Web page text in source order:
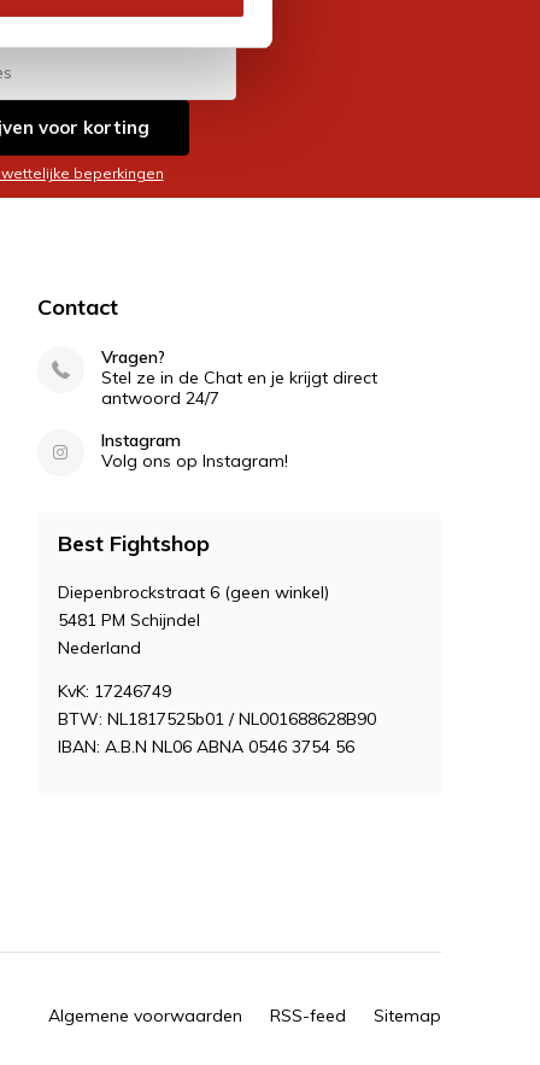
voor korting
beperkingen
Contact
Vragen?
Stel ze in de Chat en je krijgt direct
antwoord 24/7
Instagram
Volg ons op Instagram!
Best Fightshop
Diepenbrockstraat 6 (geen winkel)
5481 PM Schijndel
Nederland
KvK: 17246749
BTW: NL1817525b01 / NL001688628B90
IBAN: A.B.N NL06 ABNA 0546 3754 56
Algemene voorwaarden RSS-feed Sitemap